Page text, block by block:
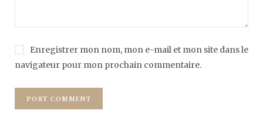
Enregistrer mon nom, mon e-mail et mon site dans le
navigateur pour mon prochain commentaire.